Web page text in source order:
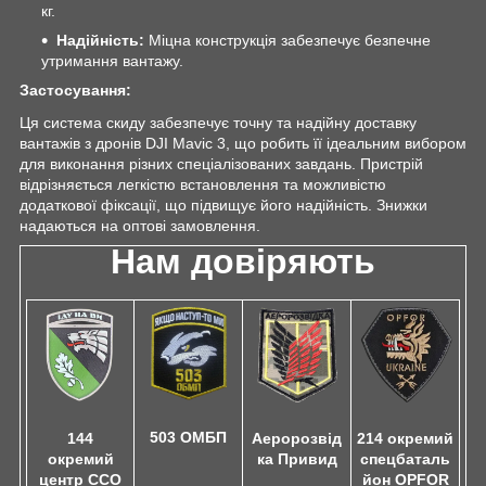
кг.
Надійність: Міцна конструкція забезпечує безпечне
утримання вантажу.
Застосування:
Ця система скиду забезпечує точну та надійну доставку
вантажів з дронів DJI Mavic 3, що робить її ідеальним вибором
для виконання різних спеціалізованих завдань. Пристрій
відрізняється легкістю встановлення та можливістю
додаткової фіксації, що підвищує його надійність. Знижки
надаються на оптові замовлення.
Нам довіряють
144
окремий
центр ССО
503 ОМБП
Аеророзвід
ка Привид
214 окремий
спецбаталь
йон OPFOR